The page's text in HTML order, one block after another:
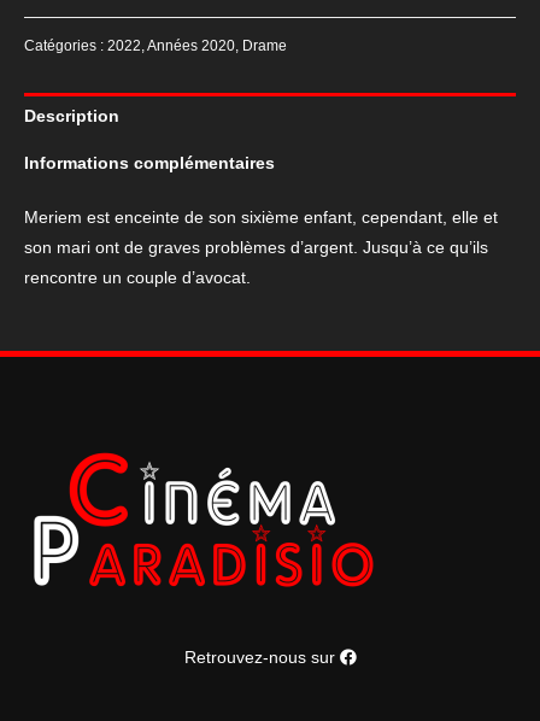
cinéma
du
Sixième
Catégories : 2022,Années 2020, Drame
Description
Informations complémentaires
Meriem est enceinte de son sixième enfant, cependant, elle et
son mari ont de graves problèmes d’argent. Jusqu’à ce qu’ils
rencontre un couple d’avocat.
Retrouvez-nous sur